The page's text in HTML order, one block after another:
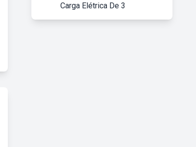
Carga Elétrica De 3